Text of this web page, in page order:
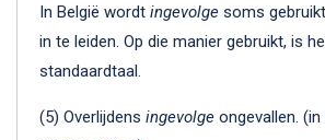
In België wordt ingevolge soms
in te leiden. Op die manier gebruikt, is
standaardtaal.
(5) Overlijdens ingevolge ongevallen. (in